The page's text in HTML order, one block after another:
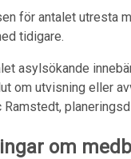
för antalet utresta
tidigare.
asylsökande
om utvisning eller
Ramstedt,
om